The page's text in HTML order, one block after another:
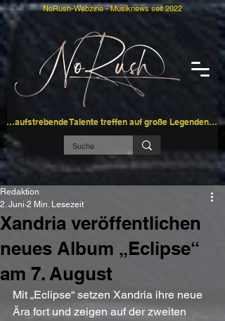
…aufstrebende Talente treffen auf große Legenden…
NoRush-Webzine - Musiknews seit 2022
Xandria veröffentlichen
neues Album „Eclipse“
am 7. August
Redaktion
2. Juni 2 Min. Lesezeit
Mit „Eclipse“ setzen Xandria ihre neue
Ära fort und zeigen auf der zweiten